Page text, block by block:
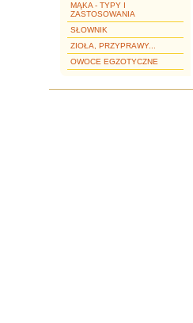
MĄKA - TYPY I
ZASTOSOWANIA
SŁOWNIK
ZIOŁA, PRZYPRAWY...
OWOCE EGZOTYCZNE